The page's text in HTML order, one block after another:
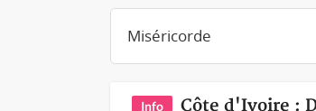
Info
Côte d'Ivoire :